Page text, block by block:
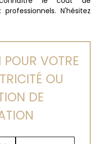
N'hésitez
VOTRE
OU
DE